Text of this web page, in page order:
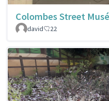
Colombes Street
david
22